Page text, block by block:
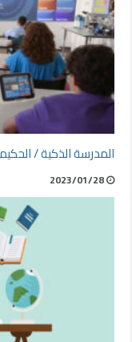
المدرسة الذكية /
2023/01/28